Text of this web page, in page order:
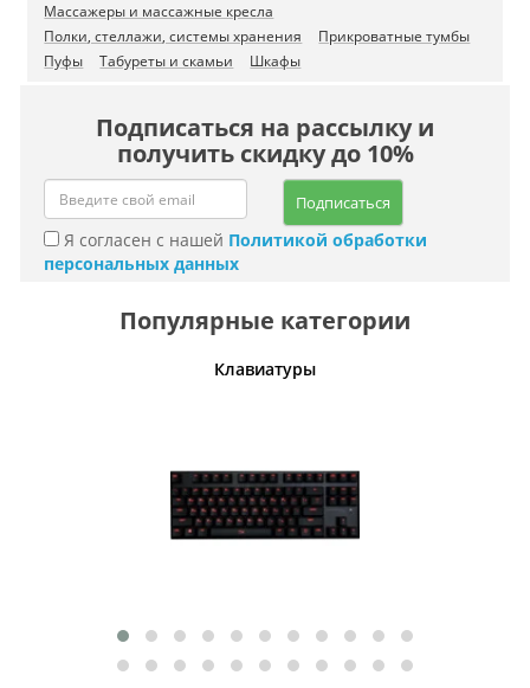
Массажеры и массажные кресла
Полки, стеллажи, системы хранения
Прикроватные тумбы
Пуфы
Табуреты и скамьи Шкафы
Подписаться на рассылку и
получить скидку до 10%
Подписаться
Я согласен с нашей Политикой обработки
персональных данных
Популярные категории
Клавиатуры